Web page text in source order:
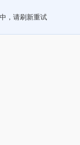
，请刷新重试